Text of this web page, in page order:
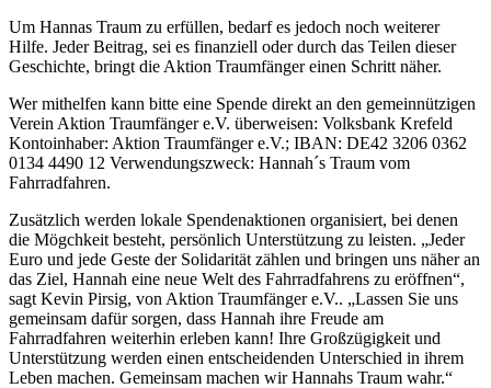
Um Hannas Traum zu erfüllen, bedarf es jedoch noch weiterer
Hilfe. Jeder Beitrag, sei es finanziell oder durch das Teilen dieser
Geschichte, bringt die Aktion Traumfänger einen Schritt näher.
Wer mithelfen kann bitte eine Spende direkt an den gemeinnützigen
Verein Aktion Traumfänger e.V. überweisen: Volksbank Krefeld
Kontoinhaber: Aktion Traumfänger e.V.; IBAN: DE42 3206 0362
0134 4490 12 Verwendungszweck: Hannah´s Traum vom
Fahrradfahren.
Zusätzlich werden lokale Spendenaktionen organisiert, bei denen
die Mögchkeit besteht, persönlich Unterstützung zu leisten. „Jeder
Euro und jede Geste der Solidarität zählen und bringen uns näher an
das Ziel, Hannah eine neue Welt des Fahrradfahrens zu eröffnen“,
sagt Kevin Pirsig, von Aktion Traumfänger e.V.. „Lassen Sie uns
gemeinsam dafür sorgen, dass Hannah ihre Freude am
Fahrradfahren weiterhin erleben kann! Ihre Großzügigkeit und
Unterstützung werden einen entscheidenden Unterschied in ihrem
Leben machen. Gemeinsam machen wir Hannahs Traum wahr.“